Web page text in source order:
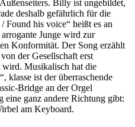
Billy ist ungebildet,
deshalb gefährlich für die
Found his voice“ heißt es an
Junge wird zur
Konformität. Der Song erzählt
der Gesellschaft erst
wird. Musikalisch hat die
klasse ist der überraschende
Bridge an der Orgel
eine ganz andere Richtung gibt:
am Keyboard.